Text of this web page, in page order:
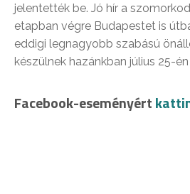
jelentették be. Jó hír a
etapban végre Budapestet is
eddigi legnagyobb szabású
készülnek hazánkban július 25-
Facebook-eseményért